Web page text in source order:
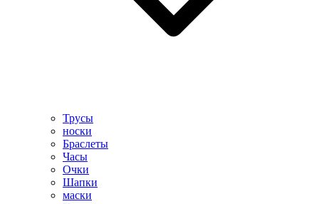
Трусы
носки
Браслеты
Часы
Очки
Шапки
маски